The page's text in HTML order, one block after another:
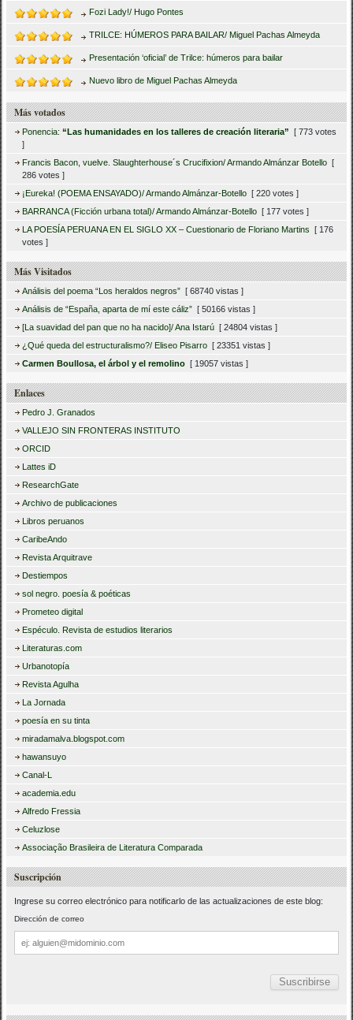
Fozi Lady!/ Hugo Pontes
TRILCE: HÚMEROS PARA BAILAR/ Miguel Pachas Almeyda
Presentación ‘oficial’ de Trilce: húmeros para bailar
Nuevo libro de Miguel Pachas Almeyda
Más votados
Ponencia:“Las humanidades en los talleres de creación literaria”
[ 773 votes
]
Francis Bacon, vuelve. Slaughterhouse´s Crucifixion/ Armando Almánzar Botello [
286 votes ]
¡Eureka! (POEMA ENSAYADO)/ Armando Almánzar-Botello [ 220 votes ]
BARRANCA (Ficción urbana total)/ Armando Almánzar-Botello [ 177 votes ]
LA POESÍA PERUANA EN EL SIGLO XX – Cuestionario de Floriano Martins
[ 176
votes ]
Más Visitados
Análisis del poema “Los heraldos negros” [ 68740 vistas ]
Análisis de “España, aparta de mí este cáliz” [ 50166 vistas ]
[La suavidad del pan que no ha nacido]/ Ana Istarú [ 24804 vistas ]
¿Qué queda del estructuralismo?/ Eliseo Pisarro [ 23351 vistas ]
Carmen Boullosa, el árbol y el remolino [ 19057 vistas ]
Enlaces
Pedro J. Granados
VALLEJO SIN FRONTERAS INSTITUTO
ORCID
Lattes iD
ResearchGate
Archivo de publicaciones
Libros peruanos
CaribeAndo
Revista Arquitrave
Destiempos
sol negro. poesía & poéticas
Prometeo digital
Espéculo. Revista de estudios literarios
Literaturas.com
Urbanotopía
Revista Agulha
La Jornada
poesía en su tinta
miradamalva.blogspot.com
hawansuyo
Canal-L
academia.edu
Alfredo Fressia
Celuzlose
Associação Brasileira de Literatura Comparada
Suscripción
Ingrese su correo electrónico para notificarlo de las actualizaciones de este blog:
Dirección de correo
Dirección
de
correo